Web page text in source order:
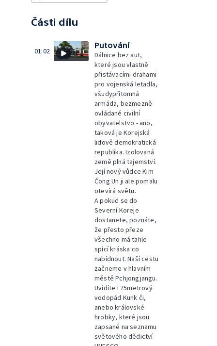
Části dílu
01:02
Putování
Dálnice bez aut,
které jsou vlastně
přistávacími drahami
pro vojenská letadla,
všudypřítomná
armáda, bezmezně
ovládané civilní
obyvatelstvo - ano,
taková je Korejská
lidově demokratická
republika. Izolovaná
země plná tajemství.
Její nový vůdce Kim
Čong Un ji ale pomalu
otevírá světu.
A pokud se do
Severní Koreje
dostanete, poznáte,
že přesto přeze
všechno má tahle
spící kráska co
nabídnout. Naší cestu
začneme v hlavním
městě Pchjongjangu.
Uvidíte i 75metrový
vodopád Kunk či,
anebo královské
hrobky, které jsou
zapsané na seznamu
světového dědictví